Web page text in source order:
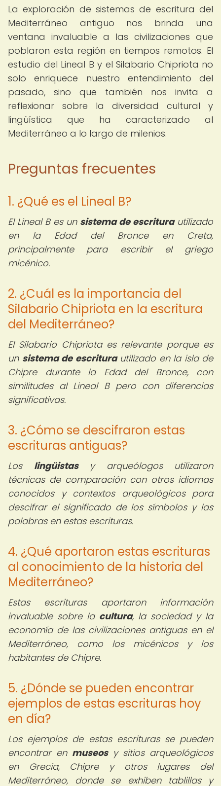
La exploración de sistemas de escritura del
Mediterráneo antiguo nos brinda una
ventana invaluable a las civilizaciones que
poblaron esta región en tiempos remotos. El
estudio del Lineal B y el Silabario Chipriota no
solo enriquece nuestro entendimiento del
pasado, sino que también nos invita a
reflexionar sobre la diversidad cultural y
lingüística que ha caracterizado al
Mediterráneo a lo largo de milenios.
Preguntas frecuentes
1. ¿Qué es el Lineal B?
El Lineal B es un sistema de escriturautilizado
en la Edad del Bronce en Creta,
principalmente para escribir el griego
micénico.
2. ¿Cuál es la importancia del
Silabario Chipriota en la escritura
del Mediterráneo?
El Silabario Chipriota es relevante porque es
un sistema de escriturautilizado en la isla de
Chipre durante la Edad del Bronce, con
similitudes al Lineal B pero con diferencias
significativas.
3. ¿Cómo se descifraron estas
escrituras antiguas?
Los lingüistasy arqueólogos utilizaron
técnicas de comparación con otros idiomas
conocidos y contextos arqueológicos para
descifrar el significado de los símbolos y las
palabras en estas escrituras.
4. ¿Qué aportaron estas escrituras
al conocimiento de la historia del
Mediterráneo?
Estas escrituras aportaron información
invaluable sobre la cultura, la sociedad y la
economía de las civilizaciones antiguas en el
Mediterráneo, como los micénicos y los
habitantes de Chipre.
5. ¿Dónde se pueden encontrar
ejemplos de estas escrituras hoy
en día?
Los ejemplos de estas escrituras se pueden
encontrar en museosy sitios arqueológicos
en Grecia, Chipre y otros lugares del
Mediterráneo, donde se exhiben tablillas y